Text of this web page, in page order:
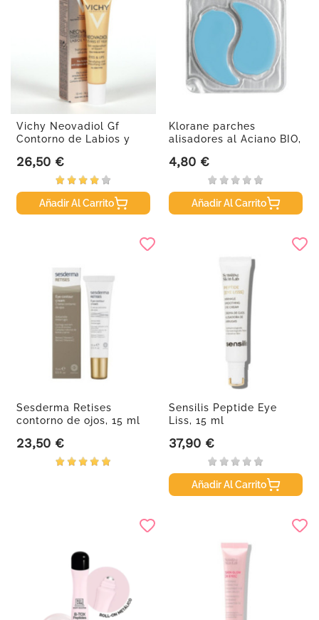
Vichy Neovadiol Gf
Contorno de Labios y
Precio
26,50 €
Añadir Al Carrito
Klorane parches
alisadores al Aciano BIO,
Precio
4,80 €
Añadir Al Carrito
Sesderma Retises
contorno de ojos, 15 ml
Precio
23,50 €
Sensilis Peptide Eye
Liss, 15 ml
Precio
37,90 €
Añadir Al Carrito